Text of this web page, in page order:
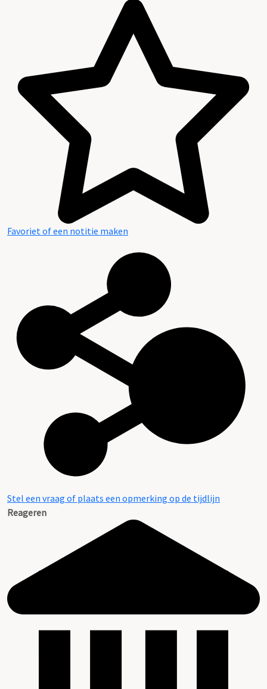
Favoriet of een notitie maken
Stel een vraag of plaats een opmerking op de tijdlijn
Reageren